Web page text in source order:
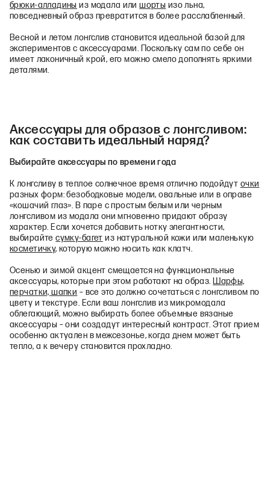
брюки‑алладины из модала илишорты изо льна,
повседневный образ превратится в более расслабленный.
Весной и летом лонгслив становится идеальной базой для
экспериментов с аксессуарами. Поскольку сам по себе он
имеет лаконичный крой, его можно смело дополнять яркими
деталями.
Аксессуары для образов с лонгсливом:
как составить идеальный наряд?
Выбирайте аксессуары по времени года
К лонгсливу в теплое солнечное время отлично подойдут очки
разных форм: безободковые модели, овальные или в оправе
«кошачий глаз». В паре с простым белым или черным
лонгсливом из модала они мгновенно придают образу
характер. Если хочется добавить нотку элегантности,
выбирайтесумку-багет из натуральной кожи или маленькую
косметичку, которую можно носить как клатч.
Осенью и зимой акцент смещается на функциональные
аксессуары, которые при этом работают на образ. Шарфы,
перчатки, шапки – все это должно сочетаться с лонгсливом по
цвету и текстуре. Если ваш лонгслив из микромодала
облегающий, можно выбирать более объемные вязаные
аксессуары – они создадут интересный контраст. Этот прием
особенно актуален в межсезонье, когда днем может быть
тепло, а к вечеру становится прохладно.